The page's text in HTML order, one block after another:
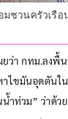
วนครัวเรือ
ยว่า กทม.ลงพื้
ไขมันอุดตันใน
ำท่วม” ว่าด้วย